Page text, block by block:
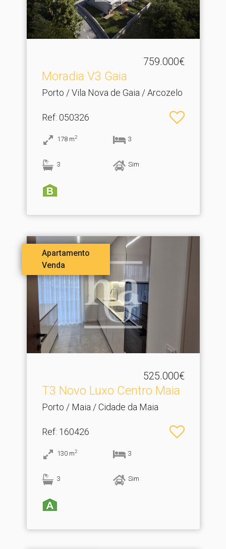
759.000€
Moradia V3 Gaia
Porto / Vila Nova de Gaia / Arcozelo
Ref: 050326
178 m2 3
3 Sim
Apartamento
Venda
525.000€
T3 Novo Luxo Centro Maia
Porto / Maia / Cidade da Maia
Ref: 160426
130 m2 3
3 Sim